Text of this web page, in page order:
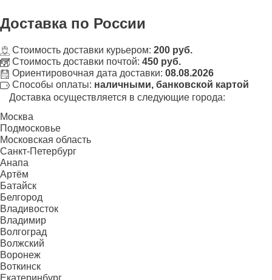
Доставка по России
Стоимость доставки курьером: 200 руб.
Стоимость доставки почтой: 450 руб.
Ориентировочная дата доставки: 08.08.2026
Способы оплаты: наличными, банковской картой
Доставка осуществляется в следующие города:
Москва
Подмосковье
Московская область
Санкт-Петербург
Анапа
Артём
Батайск
Белгород
Владивосток
Владимир
Волгоград
Волжский
Воронеж
Воткинск